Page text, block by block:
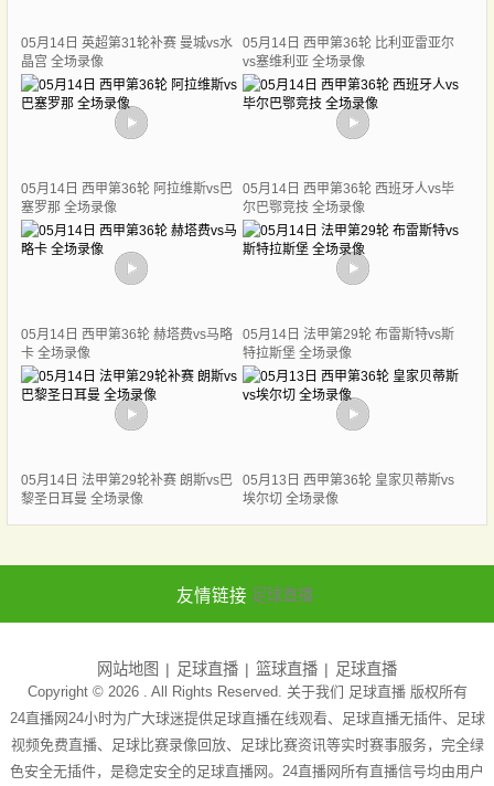
05月14日 英超第31轮补赛 曼城vs水
晶宫 全场录像
05月14日 西甲第36轮 比利亚雷亚尔
vs塞维利亚 全场录像
05月14日 西甲第36轮 阿拉维斯vs巴
塞罗那 全场录像
05月14日 西甲第36轮 西班牙人vs毕
尔巴鄂竞技 全场录像
05月14日 西甲第36轮 赫塔费vs马略
卡 全场录像
05月14日 法甲第29轮 布雷斯特vs斯
特拉斯堡 全场录像
05月14日 法甲第29轮补赛 朗斯vs巴
黎圣日耳曼 全场录像
05月13日 西甲第36轮 皇家贝蒂斯vs
埃尔切 全场录像
友情链接 足球直播
网站地图 足球直播 篮球直播 足球直播
Copyright © 2026 . All Rights Reserved. 关于我们 足球直播版权所有
24直播网24小时为广大球迷提供足球直播在线观看、足球直播无插件、足球
视频免费直播、足球比赛录像回放、足球比赛资讯等实时赛事服务，完全绿
色安全无插件，是稳定安全的足球直播网。24直播网所有直播信号均由用户